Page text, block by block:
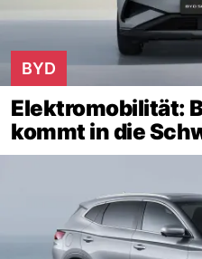
BYD
Elektromobilität:
kommt in die